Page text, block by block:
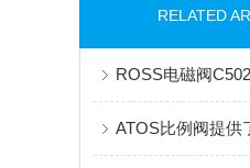
RELATED